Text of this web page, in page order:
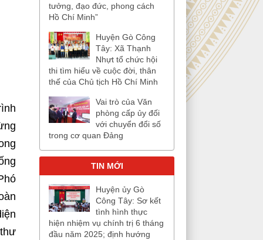
tưởng, đạo đức, phong cách
Hồ Chí Minh”
Huyện Gò Công
Tây: Xã Thạnh
Nhựt tổ chức hội
thi tìm hiểu về cuộc đời, thân
thế của Chủ tịch Hồ Chí Minh
Vai trò của Văn
phòng cấp ủy đối
với chuyển đổi số
trong cơ quan Đảng
TIN MỚI
Huyện ủy Gò
Công Tây: Sơ kết
tình hình thực
hiện nhiệm vụ chính trị 6 tháng
đầu năm 2025; định hướng